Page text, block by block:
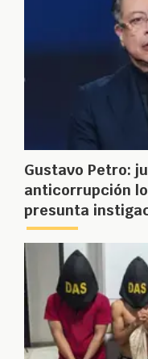
Gustavo Petro:
anticorrupción
presunta